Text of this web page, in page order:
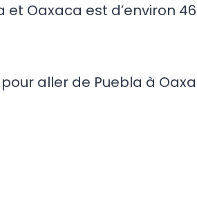
Oaxaca est d’environ
aller de Puebla à